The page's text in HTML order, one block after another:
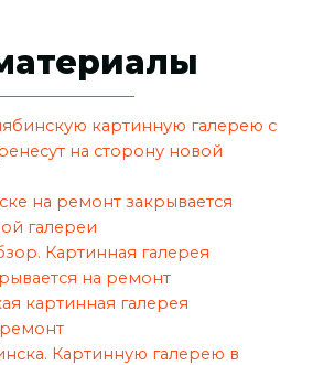
картинную галерею с
на сторону новой
на ремонт закрывается
галереи
Картинная галерея
на ремонт
картинная галерея
Картинную галерею в